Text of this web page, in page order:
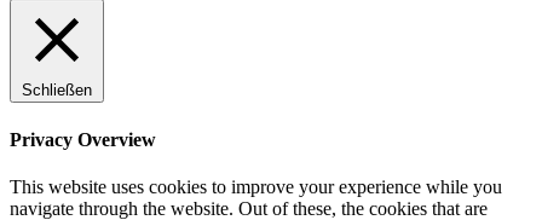
Schließen
Privacy Overview
This website uses cookies to improve your experience while you
navigate through the website. Out of these, the cookies that are